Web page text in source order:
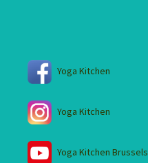
Yoga Kitchen
Yoga Kitchen
Yoga Kitchen Brussels